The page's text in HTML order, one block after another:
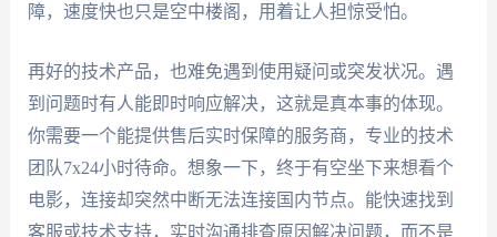
障，速度快也只是空中楼阁，用着让人担惊受怕。
再好的技术产品，也难免遇到使用疑问或突发状况。遇
到问题时有人能即时响应解决，这就是真本事的体现。
你需要一个能提供售后实时保障的服务商，专业的技术
团队7x24小时待命。想象一下，终于有空坐下来想看个
电影，连接却突然中断无法连接国内节点。能快速找到
客服或技术支持，实时沟通排查原因解决问题，而不是